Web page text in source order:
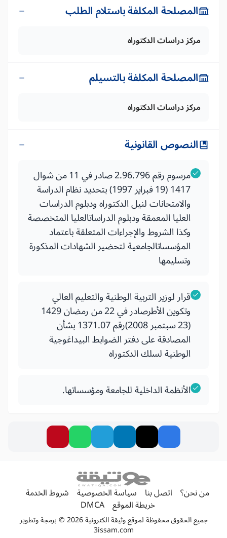
المصلحة المكلفة باستلام الطلب
مركز دراسات الدكتوراه
المصلحة المكلفة بالتسيلم
مركز دراسات الدكتوراه
النصوص القانونية
مرسوم رقم 2.96.796 صادر في 11 من شوال
1417 (19 فبراير 1997) بتحديد نظام الدراسة
والامتحانات لنيل الدكتوراه ودبلوم الدراسات
العليا المعمقة ودبلوم الدراساتالعليا المتخصصة
وكذا الشروط والإجراءات المتعلقة باعتماد
المؤسساتالجامعية لتحضير الشهادات المذكورة
وتسليمها
قرار لوزير التربية الوطنية والتعليم العالي
وتكوين الأطرصادر في 22 من رمضان 1429
(23 سبتمبر 2008)رقم 1371.07 بشأن
المصادقة على دفتر الضوابط البيداغوجية
الوطنية لسلك الدكتوراه
الأنظمة الداخلية للجامعة ومؤسساتها.
من نحن؟ اتصل بنا سياسة الخصوصية شروط الخدمة
خريطة الموقع DMCA
جميع الحقوق محفوظة لموقع وثيقة الكترونية 2026 © برمجة وتطوير
3issam.com